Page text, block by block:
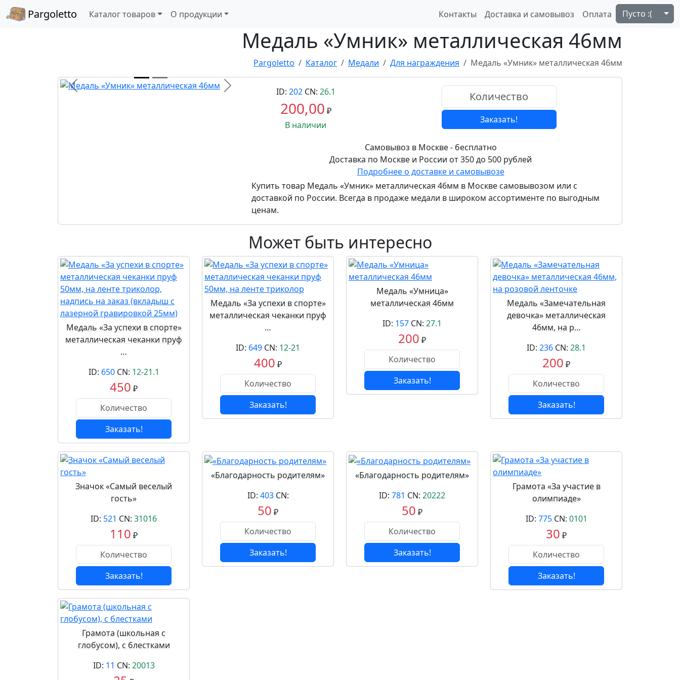
Pargoletto Каталог товаров О продукции Контакты Доставка и самовывоз Оплата Пусто :(
Медаль «Умник» металлическая 46мм
Pargoletto Каталог Медали Для награждения Медаль «Умник» металлическая 46мм
Назад Вперед ID: 202CN: 26.1
200,00 ₽
В наличии
Заказать!
Самовывоз в Москве - бесплатно
Доставка по Москве и России от 350 до 500 рублей
Подробнее о доставке и самовывозе
Купить товар Медаль «Умник» металлическая 46мм в Москве самовывозом или с
доставкой по России. Всегда в продаже медали в широком ассортименте по выгодным
ценам.
Может быть интересно
Медаль «За успехи в спорте»
металлическая чеканки пруф
…
ID: 650CN: 12-21.1
450 ₽
Заказать!
Медаль «За успехи в спорте»
металлическая чеканки пруф
…
ID: 649 CN: 12-21
400 ₽
Заказать!
Медаль «Умница»
металлическая 46мм
ID: 157 CN: 27.1
200 ₽
Заказать!
Медаль «Замечательная
девочка» металлическая
46мм, на р…
ID: 236 CN: 28.1
200 ₽
Заказать!
Значок «Самый веселый
гость»
ID: 521 CN: 31016
110 ₽
Заказать!
«Благодарность родителям»
ID: 403CN:
50 ₽
Заказать!
«Благодарность родителям»
ID: 781 CN: 20222
50 ₽
Заказать!
Грамота «За участие в
олимпиаде»
ID: 775CN: 0101
30 ₽
Заказать!
Грамота (школьная с
глобусом), с блестками
ID: 11 CN: 20013